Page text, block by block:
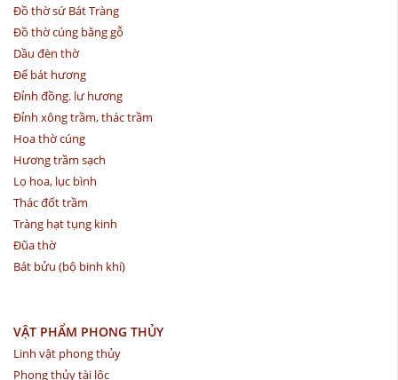
Đồ thờ sứ Bát Tràng
Đồ thờ cúng bằng gỗ
Dầu đèn thờ
Đế bát hương
Đỉnh đồng. lư hương
Đỉnh xông trầm, thác trầm
Hoa thờ cúng
Hương trầm sạch
Lọ hoa, lục bình
Thác đốt trầm
Tràng hạt tụng kinh
Đũa thờ
Bát bửu (bộ binh khí)
VẬT PHẨM PHONG THỦY
Linh vật phong thủy
Phong thủy tài lộc